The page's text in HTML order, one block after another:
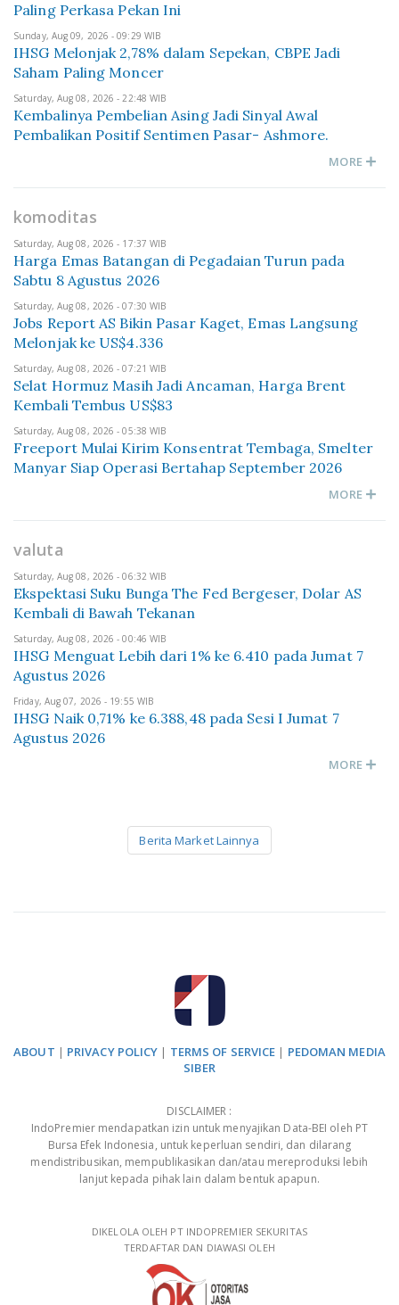
Paling Perkasa Pekan Ini
Sunday, Aug 09, 2026 - 09:29 WIB
IHSG Melonjak 2,78% dalam Sepekan, CBPE Jadi
Saham Paling Moncer
Saturday, Aug 08, 2026 - 22:48 WIB
Kembalinya Pembelian Asing Jadi Sinyal Awal
Pembalikan Positif Sentimen Pasar- Ashmore.
MORE
komoditas
Saturday, Aug 08, 2026 - 17:37 WIB
Harga Emas Batangan di Pegadaian Turun pada
Sabtu 8 Agustus 2026
Saturday, Aug 08, 2026 - 07:30 WIB
Jobs Report AS Bikin Pasar Kaget, Emas Langsung
Melonjak ke US$4.336
Saturday, Aug 08, 2026 - 07:21 WIB
Selat Hormuz Masih Jadi Ancaman, Harga Brent
Kembali Tembus US$83
Saturday, Aug 08, 2026 - 05:38 WIB
Freeport Mulai Kirim Konsentrat Tembaga, Smelter
Manyar Siap Operasi Bertahap September 2026
MORE
valuta
Saturday, Aug 08, 2026 - 06:32 WIB
Ekspektasi Suku Bunga The Fed Bergeser, Dolar AS
Kembali di Bawah Tekanan
Saturday, Aug 08, 2026 - 00:46 WIB
IHSG Menguat Lebih dari 1% ke 6.410 pada Jumat 7
Agustus 2026
Friday, Aug 07, 2026 - 19:55 WIB
IHSG Naik 0,71% ke 6.388,48 pada Sesi I Jumat 7
Agustus 2026
MORE
Berita Market Lainnya
ABOUT | PRIVACY POLICY | TERMS OF SERVICE | PEDOMAN MEDIA
SIBER
DISCLAIMER :
IndoPremier mendapatkan izin untuk menyajikan Data-BEI oleh PT
Bursa Efek Indonesia, untuk keperluan sendiri, dan dilarang
mendistribusikan, mempublikasikan dan/atau mereproduksi lebih
lanjut kepada pihak lain dalam bentuk apapun.
DIKELOLA OLEH PT INDOPREMIER SEKURITAS
TERDAFTAR DAN DIAWASI OLEH